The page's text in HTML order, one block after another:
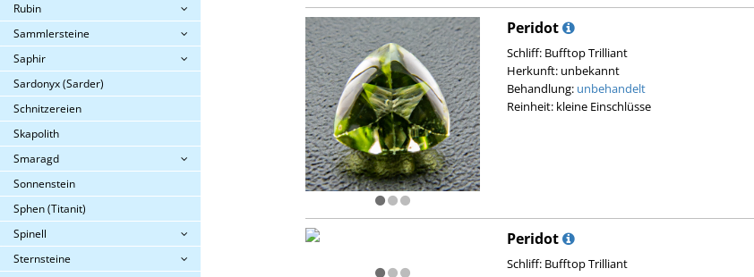
Rubin
Sammlersteine
Saphir
Sardonyx (Sarder)
Schnitzereien
Skapolith
Smaragd
Sonnenstein
Sphen (Titanit)
Spinell
Sternsteine
Peridot
Schliff: Bufftop Trilliant
Herkunft: unbekannt
Behandlung: unbehandelt
Reinheit: kleine Einschlüsse
Peridot
Schliff: Bufftop Trilliant